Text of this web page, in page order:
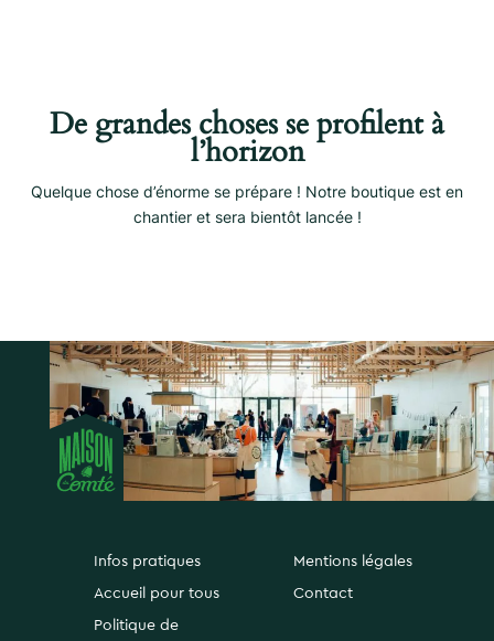
De grandes choses se profilent à
l’horizon
Quelque chose d’énorme se prépare ! Notre boutique est en
chantier et sera bientôt lancée !
Infos pratiques
Accueil pour tous
Politique de
Mentions légales
Contact